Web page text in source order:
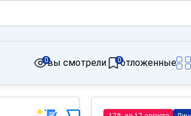
вы смотрели
0 отложенные
0